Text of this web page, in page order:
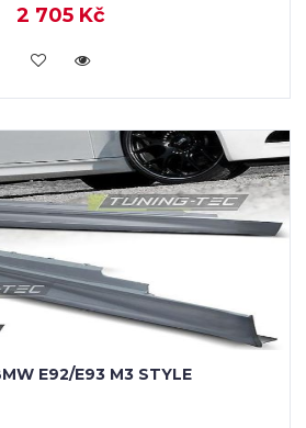
2 705 Kč
KOUPIT
E92/E93 M3 STYLE